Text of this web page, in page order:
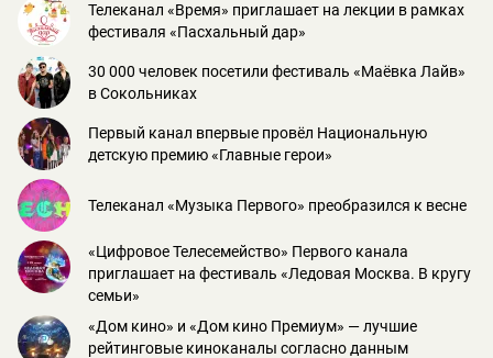
Телеканал «Время» приглашает на лекции в рамках
фестиваля «Пасхальный дар»
30 000 человек посетили фестиваль «Маёвка Лайв»
в Сокольниках
Первый канал впервые провёл Национальную
детскую премию «Главные герои»
Телеканал «Музыка Первого» преобразился к весне
«Цифровое Телесемейство» Первого канала
приглашает на фестиваль «Ледовая Москва. В кругу
семьи»
«Дом кино» и «Дом кино Премиум» — лучшие
рейтинговые киноканалы согласно данным